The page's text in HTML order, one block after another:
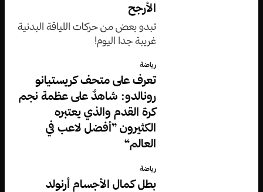
الأرجح
تبدو بعض من حركات اللياقة البدنية
غريبة جدا اليوم!
رياضة
تعرف على متحف كريستيانو
رونالدو: شاهدٌ على عظمة نجم
كرة القدم والذي يعتبره
الكثيرون ”أفضل لاعب في
العالم“
رياضة
بطل كمال الأجسام أرنولد